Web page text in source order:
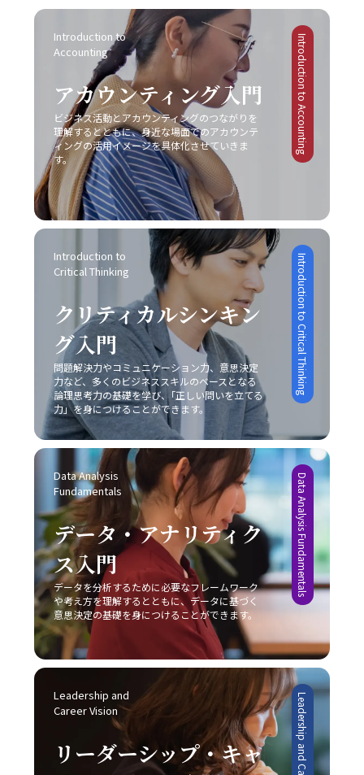
ション能力の向上に直結します。これにより、仕事で話が
噛み合わない状況を未然に防ぎ、また発生した場合にも迅
速かつ効果的に対処できる基盤を作ることが可能となりま
す。最終的に、若手ビジネスマンにとって重要なのは、一
方的なコミュニケーションではなく、双方の意図や認識を
共有しあう姿勢です。今回ご紹介したポイントを実践し、
「仕事で話が噛み合わない人との対処法」を日常の業務に
取り入れることで、組織内の信頼関係の再構築や業務効率
の向上を実現できるでしょう。常に自己のコミュニケーシ
ョンスキルを磨き、効果的な意思疎通を心がけることが、
ビジネスパーソンとしての成長に直結する重要な要素とな
ります。
がどのような「場」か、つまり使用する媒体や環境に応じ
た戦略も大切です。対面での会議、電話会議、メール、オ
ンラインミーティングなど、ツールや場面ごとに適したコ
ミュニケーションの方法が存在します。そのため、各媒体
の持つ特性や限界を理解し、状況に合わせた柔軟な対応が
必要不可欠となります。こうした注意点を踏まえて、自己
のコミュニケーション能力を継続的にブラッシュアップし
ていくことが、キャリアの成長に繋がるのです。 まとめ
本記事では、「ビジネスにおけるコミュニケーション能
力」における重要性と、その構成要素、さらには具体的な
現場での実践方法と注意点について解説しました。現代ビ
ジネスにおいて、コミュニケーションは単なる情報伝達で
はなく、相手に行動変容を促すための極めて高度なスキル
であり、論理的思考、感情表現、非言語的伝達、そして状
況に応じた柔軟な対応が求められます。特に、若手ビジネ
スマンはこの能力を磨くことで、上司や同僚、さらには対
外のステークホルダーとの信頼関係を築き、組織全体の業
績向上や自らのキャリアアップに直結させることが可能と
なります。 また、コミュニケーションの成功は意識的な目
的設定と適切な手法の選択に依存するため、日々の業務の
中で自らの発言や対話を振り返り、どのように相手に伝わ
っているかを検証する姿勢が不可欠です。若手ビジネスマ
ンとしては、まずは基本的なスキルを習得し、実践を重ね
ながら「論理」と「感情」のバランスを追求することが、
信頼構築および成果創出への近道であると言えます。今後
も、技術の進化とグローバル化が進む中で、多様なコミュ
ニケーション手法を状況に応じて使い分けるセンスを養
い、柔軟な対応力を持つことが求められるでしょう。 最終
的に、「ビジネスにおけるコミュニケーション能力」にお
ける本質は、発信者が目的を明確にし、受信者がその意図
を正確に理解するという双方の協調です。これを実現する
ためには、日々の実務の中での振り返りと研鑽が不可欠で
あり、自らのコミュニケーションスタイルを磨き上げるこ
とが、結果として組織全体のパフォーマンス向上に繋がる
のです。自分自身の成長と共に、組織全体での良好な情報
共有が促進されることにより、ビジネスの現場における成
果が確実に向上するでしょう。
フォン市場におけるモトローラの事例では、他社との差別
化に失敗し、急激な技術革新に乗り遅れて市場からの孤立
を招きました。また、日産自動車は過度なコスト削減施策
により品質低下とブランドイメージの低下を招いた結果、
激戦区でのシェア確保に大きな課題を突きつけられまし
た。これらの事例は、レッドオーシャンの戦い方において
は、単なるコスト削減や市場模倣だけでは不十分であり、
明確な差別化戦略と自社の独自性の追求が不可欠であるこ
とを示しています。 レッドオーシャンとブルーオーシャン
の使い分け レッドオーシャン市場における戦略と対比し
て、ブルーオーシャン戦略は競争のない新たな市場の創出
を目指すアプローチです。ブルーオーシャンでは、既存市
場の枠にとらわれずに新規需要を発掘することが重視され
るため、一見すると魅力的な選択肢に映ります。しかし、
どちらの戦略を採用するかは、自社の経営資源、強み、さ
らには市場環境の成熟度によって大きく左右されるため、
慎重な分析が求められます。レッドオーシャンの戦い方に
おいては、既存市場で確固たる地位を築くために、いかに
自社の独自性を打ち出し、競合他社との差別化を成功させ
るかが非常に重要な要素となります。 具体例として、大手
家電メーカーが技術力と広範な販売網という強みを持ちな
がらも、成熟市場での競争に挑むケースや、ベンチャー企
業が限定されたリソースを最大限に活かしてニッチ市場で
新たな需要を創造するケースなど、各企業は自社の特性に
応じた戦略を展開しています。このような事例からも、ど
の市場戦略を採るにしても、常に自社の強みと市場環境の
両面を的確に把握し、その上でレッドオーシャンの戦い方
を実践することが成功の鍵であることが明らかです。 実践
に向けた心構えと今後の展望 レッドオーシャンの戦い方を
実践するためには、単なる理論や事例の学習に留まらず、
実際のビジネス現場での迅速な対応と継続的な改善が求め
られます。まず、自社の強みや改善点を冷静に分析し、ど
の戦略が最も有効であるかを判断することが重要です。ま
た、顧客のニーズや市場動向の変化に敏感であること、そ
して柔軟な戦略の見直しが不可欠となります。市場は常に
変動し続けており、今日の成功が明日の成功を保証するも
のではないため、レッドオーシャンの戦い方においては常
に革新と挑戦の姿勢を維持しなければなりません。 今後、
AIやIoT、さらにはブロックチェーン技術など最先端技術の
進展が加速することで、ビジネス環境は一層複雑化すると
みられます。しかし、このような変動期においては、逆に
新たなビジネスモデルや市場ニーズが生まれるチャンスも
多く存在します。将来的には、従来のレッドオーシャンの
戦い方に加え、テクノロジーを駆使したデジタル戦略との
融合が、企業の競争力を左右する重要な要素となることは
切なサポートを受けながら、自己管理能力の向上を図るこ
とが求められます。このように、先延ばし癖の注意点は単
なる行動パターンの問題を超えて、複雑な心理的・環境的
要因が絡み合っているため、多角的な視点からの対策が必
要不可欠です。 ビジネス現場では、タスクを早期に処理す
る仕組みや、効率的なスケジュール管理システムの導入も
推奨されています。現代のITツールを活用し、リマインダ
ー機能やタイムマネジメントアプリを上手に利用すること
で、先延ばし癖を改善する一助となります。ただし、こう
したツールも万能ではなく、自身の内面的な問題と向き合
い、根本的な解決策を模索しなければ、「後回し癖 改善」
は真の意味で実現されないでしょう。 まとめ 「後回し癖
の改善」は、20代の若手ビジネスマンにとって極めて重要
なテーマです。タスクの先延ばしは、自己効力感の低下、
ストレスの蓄積、生産性の低下、さらにはキャリアの成長
機会の逸失といった深刻な影響を及ぼします。そのため、
自己管理能力の向上を図るためには、まず自分自身の心理
的背景や業務環境を冷静に分析することが不可欠です。ま
た、具体的な改善策としては、以下の8つの方法が有効で
あると考えられます。 まず、「とりあえずはじめてみる」
というシンプルながらも強力な方法があります。初動の一
歩を踏み出すことで、徐々にタスクへの抵抗感が薄れ、以
降の作業がスムーズに進む効果が期待できます。次に、簡
単に実行可能なタスクから取り掛かることにより、成功体
験を積み重ねる点も重要です。成功体験は自信を形成し、
やがて大きな課題に対しても積極的に取り組む原動力とな
ります。 さらに、やるべきタスクに専念できる環境を整え
ることも、先延ばし癖の改善に有効です。職場や自宅での
雑音や不要な割り込みを排除し、集中できる空間を確保す
る工夫は、業務効率の向上につながります。目標を細かく
設定し、進捗状況を明確に把握することで、自分自身の達
成度を視覚化し、モチベーションを維持することが可能で
す。また、締切を2段階で設定する方法も、タスクを段階
的に処理し、プロジェクト全体を効率的に管理するための
有効な手段と言えるでしょう。 完璧主義に陥らず、自分に
過度な厳しさを課さない点や、失敗を恐れずに挑戦する姿
勢を持つことも、先延ばし癖改善の鍵となります。たとえ
ば、多少のミスや失敗は成長過程の一部と捉え、次回への
学びとすることで、行動へのブレーキを緩めることができ
ます。さらに、周囲の信頼できる同僚や上司に適切に協力
を求めることで、タスクの分担や業務効率の向上にもつな
がり、結果として「後回し癖の改善」が促進されます。 総
じて、先延ばし癖の改善は単なる業務の効率化に留まら
ず、自己成長やキャリアアップ、そして精神的健康に直結
Introduction to
Accounting
アカウンティング入門
ビジネス活動とアカウンティングのつながりを
理解するとともに、身近な場面でのアカウンテ
ィングの活用イメージを具体化させていきま
す。
Introduction to Accounting
Introduction to
Critical Thinking
クリティカルシンキン
グ入門
問題解決力やコミュニケーション力、意思決定
力など、多くのビジネススキルのベースとなる
論理思考力の基礎を学び、｢正しい問いを立てる
力」を身につけることができます。
Introduction to Critical Thinking
Data Analysis
Fundamentals
データ・アナリティク
ス入門
データを分析するために必要なフレームワーク
や考え方を理解するとともに、データに基づく
意思決定の基礎を身につけることができます。
Data Analysis Fundamentals
Leadership and
Career Vision
リーダーシップ・キャ